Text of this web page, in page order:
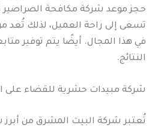
حجز موعد شركة مكافحة الصراصير
تسعى إلى راحة العميل، لذلك تُعد
في هذا المجال. أيضًا يتم توفير
النتائج.
شركة مبيدات حشرية للقضاء على
تُعتبر شركة البيت المشرق من